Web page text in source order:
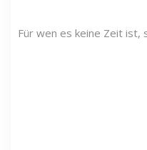
Für wen es keine Zeit ist,